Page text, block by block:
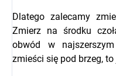
Dlatego zalecamy
Zmierz na środku
obwód w
zmieści się pod brzeg,